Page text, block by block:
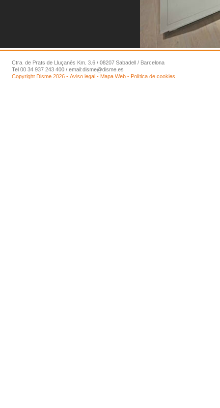
Ctra. de Prats de Lluçanès Km. 3.6 / 08207 Sabadell / Barcelona
Tel 00 34 937 243 400 / email:disme@disme.es
Copyright Disme 2026 - Aviso legal - Mapa Web - Política de cookies